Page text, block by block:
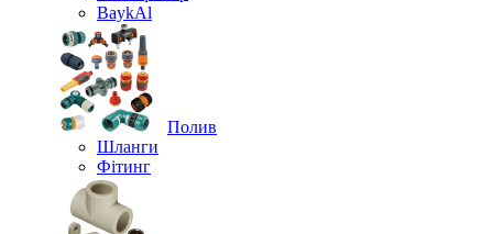
BaykAl
Полив
Шланги
Фітинг